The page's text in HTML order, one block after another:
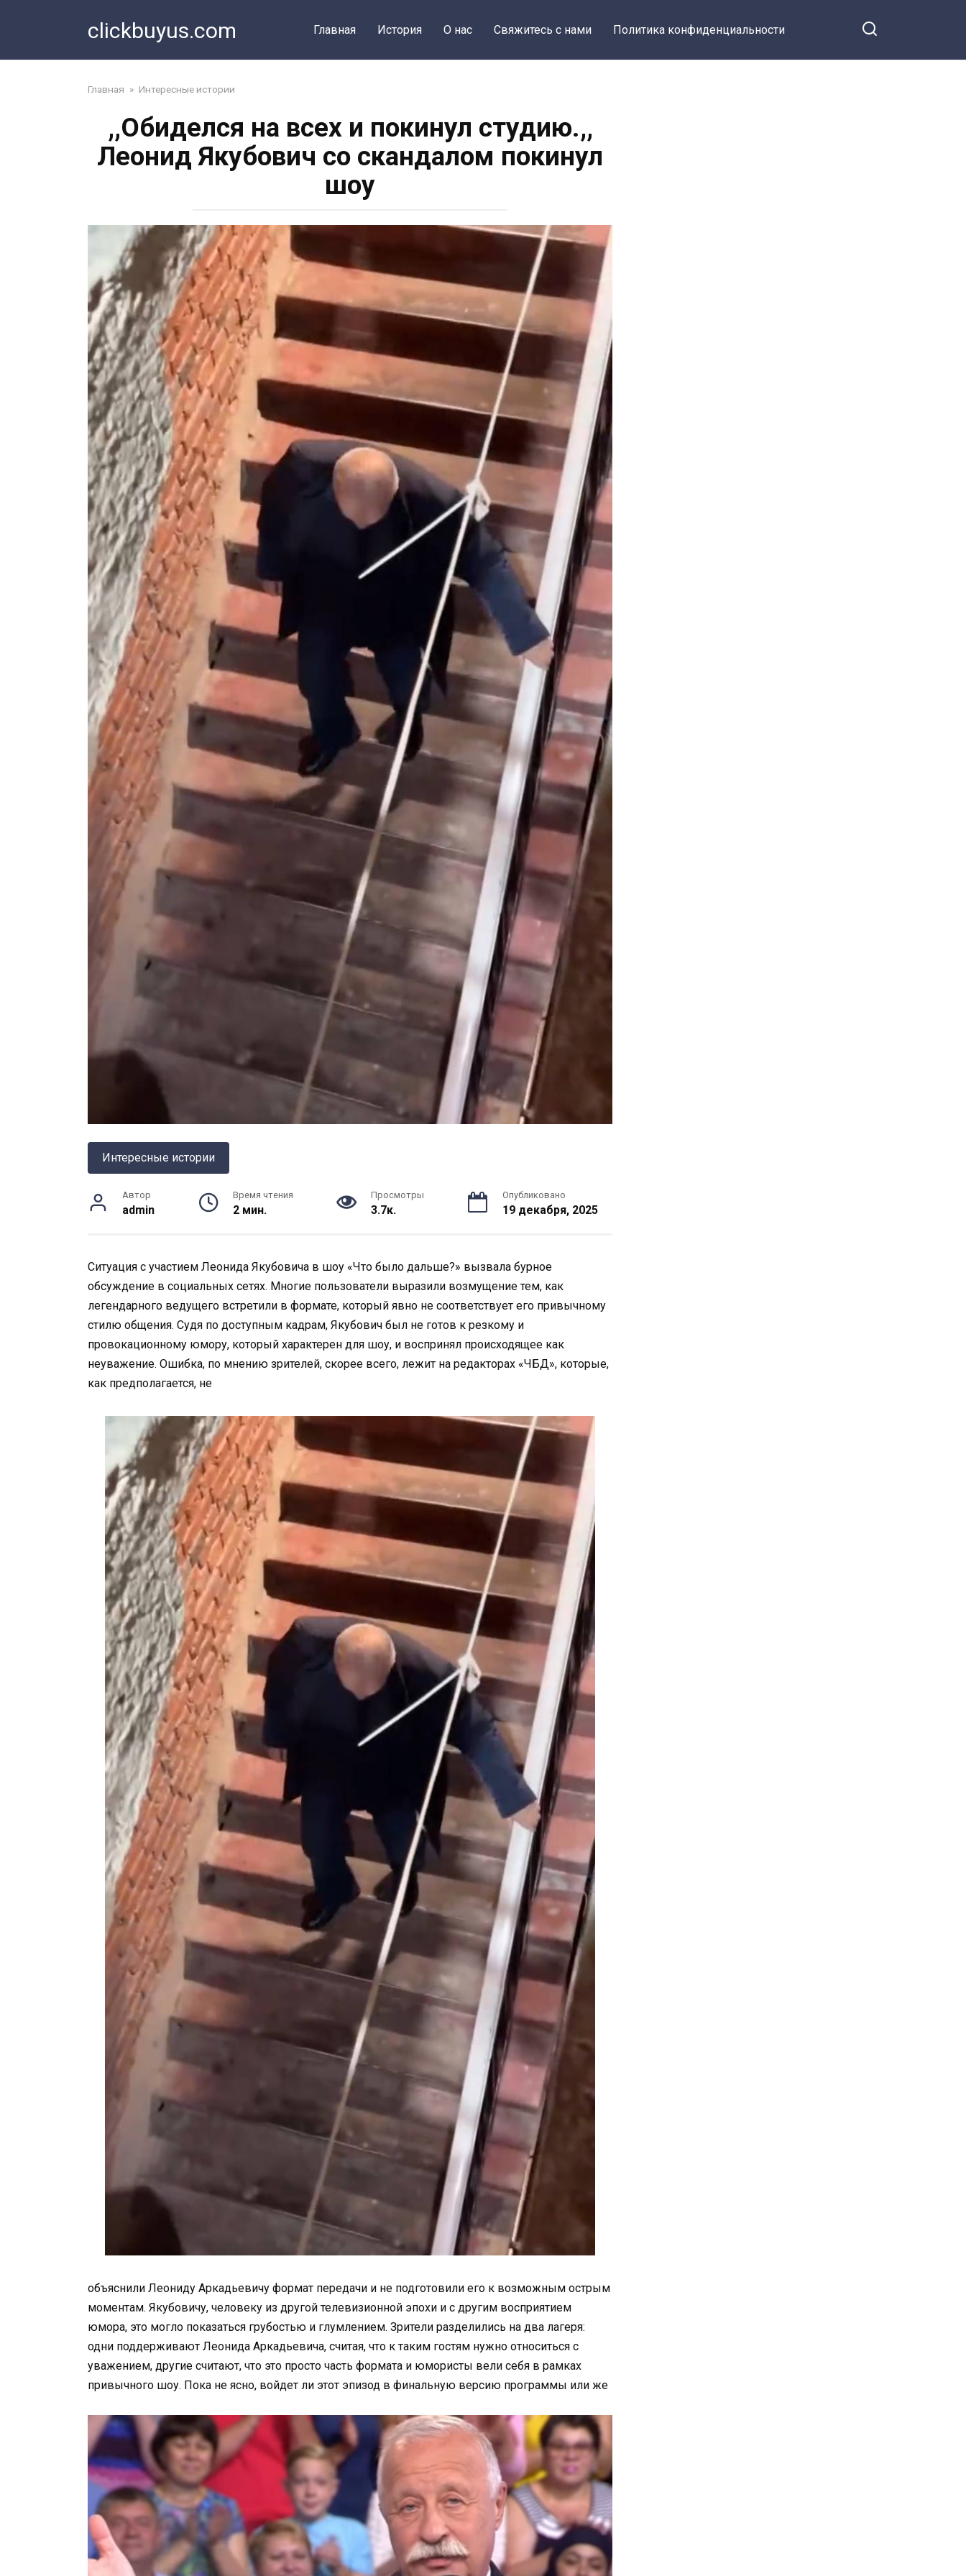
clickbuyus.com Главная История О нас Свяжитесь с нами Политика конфиденциальности
Главная » Интересные истории
,,Обиделся на всех и покинул студию.,,
Леонид Якубович со скандалом покинул
шоу
Интересные истории
Автор
admin
Время чтения
2 мин.
Просмотры
3.7к.
Опубликовано
19 декабря, 2025
Ситуация с участием Леонида Якубовича в шоу «Что было дальше?» вызвала бурное
обсуждение в социальных сетях. Многие пользователи выразили возмущение тем, как
легендарного ведущего встретили в формате, который явно не соответствует его привычному
стилю общения. Судя по доступным кадрам, Якубович был не готов к резкому и
провокационному юмору, который характерен для шоу, и воспринял происходящее как
неуважение. Ошибка, по мнению зрителей, скорее всего, лежит на редакторах «ЧБД», которые,
как предполагается, не
объяснили Леониду Аркадьевичу формат передачи и не подготовили его к возможным острым
моментам. Якубовичу, человеку из другой телевизионной эпохи и с другим восприятием
юмора, это могло показаться грубостью и глумлением. Зрители разделились на два лагеря:
одни поддерживают Леонида Аркадьевича, считая, что к таким гостям нужно относиться с
уважением, другие считают, что это просто часть формата и юмористы вели себя в рамках
привычного шоу. Пока не ясно, войдет ли этот эпизод в финальную версию программы или же